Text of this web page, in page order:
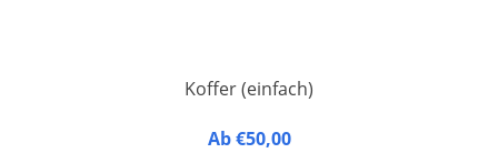
Koffer (einfach)
Koffer für Namensschilder - geeignet für 1 Sortiersystem.
Ab €50,00